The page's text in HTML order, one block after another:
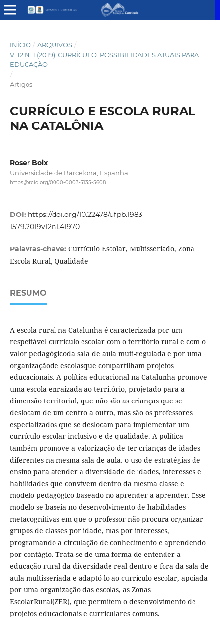
INÍCIO / ARQUIVOS /
V. 12 N. 1 (2019): CURRÍCULO: POSSIBILIDADES ATUAIS PARA
EDUCAÇÃO
/
Artigos
CURRÍCULO E ESCOLA RURAL
NA CATALÔNIA
Roser Boix
Universidade de Barcelona, Espanha.
https://orcid.org/0000-0003-3135-5608
DOI: https://doi.org/10.22478/ufpb.1983-
1579.2019v12n1.41970
Palavras-chave: Currículo Escolar, Multisseriado, Zona
Escola Rural, Qualidade
RESUMO
A escola rural na Catalunha é caracterizada por um
respeitável currículo escolar com o território rural e com o
valor pedagógicoda sala de aula muti-regulada e por uma
organizaçãode escolasque compartilham projetos
educacionais. A política educacional na Catalunha promove
uma escola enraizada ao território, projetado para a
dimensão territorial, que não são as crianças que se
deslocam de um centro a outro, mas são os professores
especializados que se deslocam para implementar um
currículo escolar inclusivo e de qualidade. A política
também promove a valorização de ter crianças de idades
diferentes na mesma sala de aula, o uso de estratégias de
ensino para atender a diversidade de idades, interesses e
habilidades que convivem dentro da mesma classe e
modelo pedagógico baseado no aprender a aprender. Esse
modelo se baseia no desenvolvimento de habilidades
metacognitivas em que o professor não procura organizar
grupos de classes por idade, mas por interesses,
programando a circulação de conhecimento e aprendendo
por contágio. Trata-se de uma forma de entender a
educação rural da diversidade real dentro e fora da sala de
aula multisseriada e adaptó-lo ao currículo escolar, apoiada
por uma organização das escolas, as Zonas
EscolarRural(ZER), que permitem o desenvolvimento de
projetos educacionais e curriculares comuns.